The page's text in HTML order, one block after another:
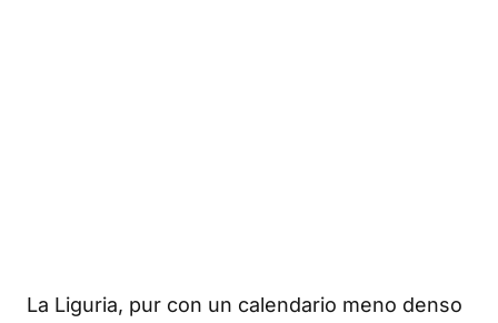
La Liguria, pur con un calendario meno denso